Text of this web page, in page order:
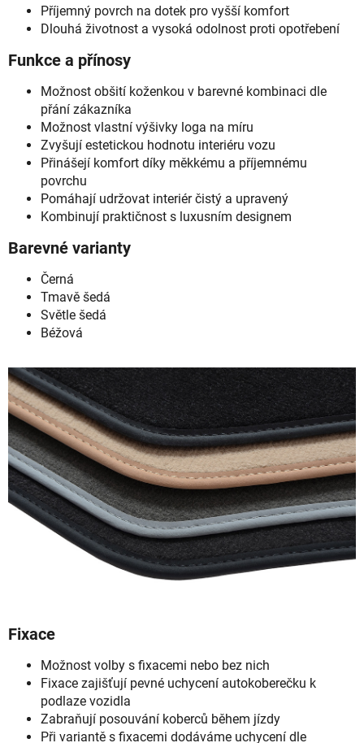
Příjemný povrch na dotek pro vyšší komfort
Dlouhá životnost a vysoká odolnost proti opotřebení
Funkce a přínosy
Možnost obšití koženkou v barevné kombinaci dle
přání zákazníka
Možnost vlastní výšivky loga na míru
Zvyšují estetickou hodnotu interiéru vozu
Přinášejí komfort díky měkkému a příjemnému
povrchu
Pomáhají udržovat interiér čistý a upravený
Kombinují praktičnost s luxusním designem
Barevné varianty
Černá
Tmavě šedá
Světle šedá
Béžová
Fixace
Možnost volby s fixacemi nebo bez nich
Fixace zajišťují pevné uchycení autokoberečku k
podlaze vozidla
Zabraňují posouvání koberců během jízdy
Při variantě s fixacemi dodáváme uchycení dle